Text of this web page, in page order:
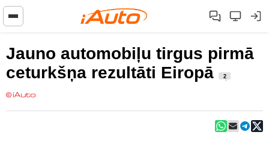
Jauno automobiļu tirgus pirmā
ceturkšņa rezultāti Eiropā
2